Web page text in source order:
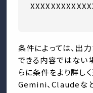
条件によっては、出
できる内容ではない
らに条件をより詳し
Gemini、Claudeな